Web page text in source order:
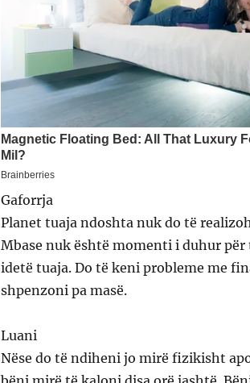
Gaforrja
Planet tuaja ndoshta nuk do të
Mbase nuk është momenti i duhur për
idetë tuaja. Do të keni probleme me
shpenzoni pa masë.
Luani
Nëse do të ndiheni jo mirë fizikisht